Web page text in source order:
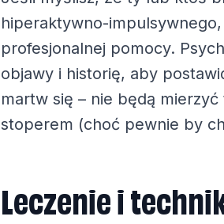
hiperaktywno-
profesjonalnej pomocy.
objawy i historię, aby
martw się – nie będą
stoperem (choć pewnie by
Leczenie i